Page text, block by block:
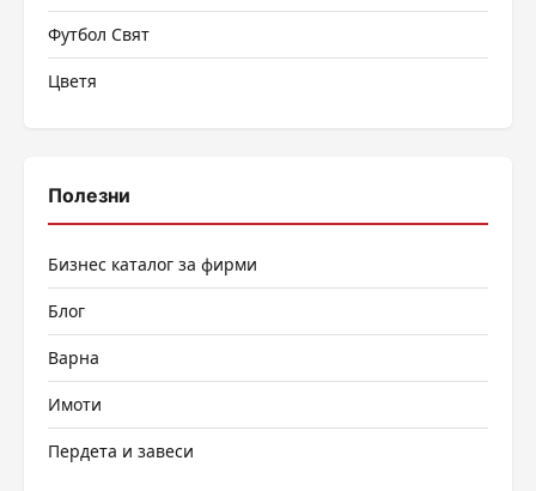
Футбол Свят
Цветя
Полезни
Бизнес каталог за фирми
Блог
Варна
Имоти
Пердета и завеси